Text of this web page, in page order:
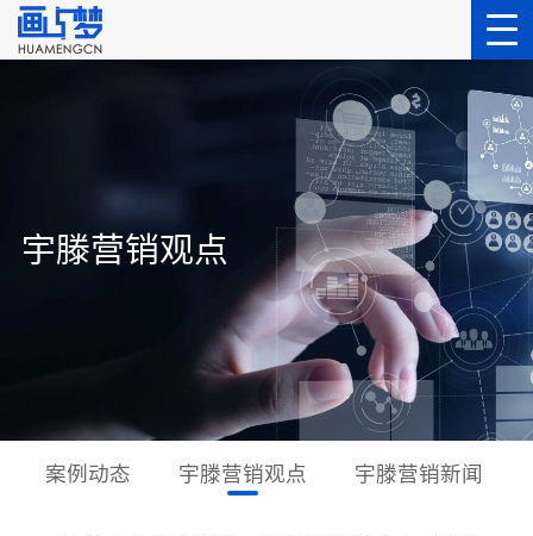
宇滕营销观点
案例动态 宇滕营销观点 宇滕营销新闻